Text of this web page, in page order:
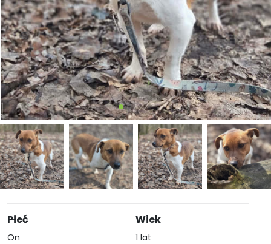
Płeć
On
Wiek
1 lat